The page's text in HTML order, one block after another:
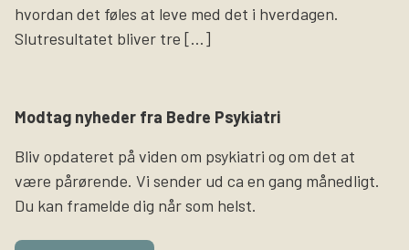
hvordan det føles at leve med det i hverdagen.
Slutresultatet bliver tre […]
Modtag nyheder fra Bedre Psykiatri
Bliv opdateret på viden om psykiatri og om det at
være pårørende. Vi sender ud ca en gang månedligt.
Du kan framelde dig når som helst.